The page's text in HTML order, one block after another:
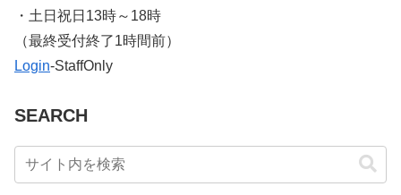
・土日祝日13時～18時
​（最終受付終了1時間前）
Login-StaffOnly
SEARCH